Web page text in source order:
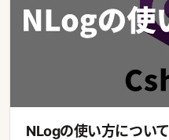
NLogの使い方について